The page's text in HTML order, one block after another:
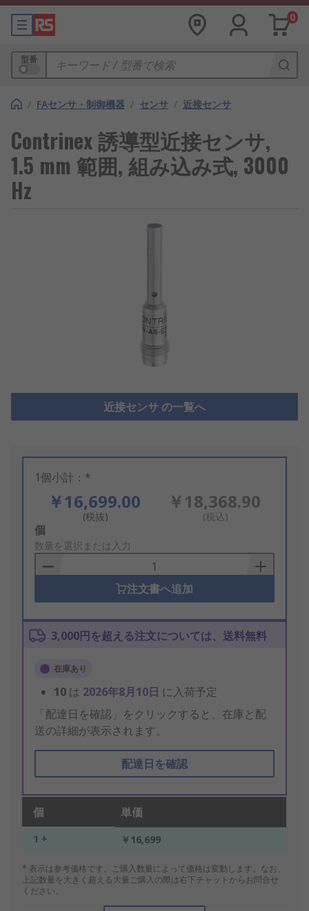
0
型番
/ FAセンサ・制御機器 / センサ / 近接センサ
Contrinex 誘導型近接センサ,
1.5 mm 範囲, 組み込み式, 3000
Hz
近接センサ の一覧へ
1個小計：*
￥16,699.00
(税抜)
￥18,368.90
(税込)
Add
to
Basket
個
数量を選択または入力
注文書へ追加
3,000円を超える注文については、送料無料
在庫あり
10 は 2026年8月10日 に入荷予定
「配達日を確認」をクリックすると、在庫と配
送の詳細が表示されます。
配達日を確認
個 単価
1 + ￥16,699
* 表示は参考価格です。ご購入数量によって価格は変動します。なお、
上記数量を大きく超える大量ご購入の際は右下チャットからお問合せ
ください。